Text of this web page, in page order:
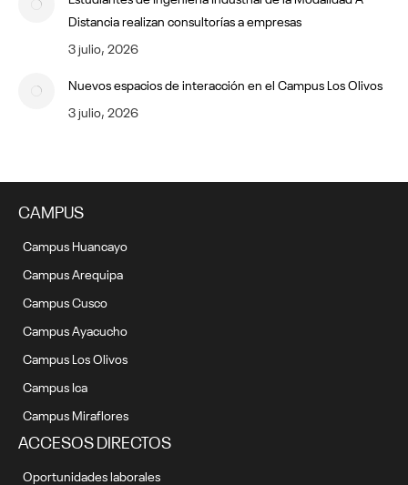
Distancia realizan consultorías a empresas
3 julio, 2026
Nuevos espacios de interacción en el Campus Los Olivos
3 julio, 2026
CAMPUS
Campus Huancayo
Campus Arequipa
Campus Cusco
Campus Ayacucho
Campus Los Olivos
Campus Ica
Campus Miraflores
ACCESOS DIRECTOS
Oportunidades laborales